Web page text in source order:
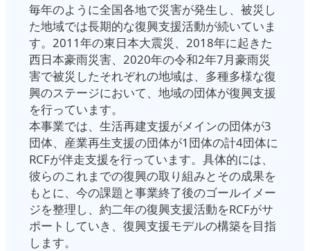
毎年のように全国各地で災害が発生し、被災し
た地域では長期的な復興支援活動が続いていま
す。2011年の東日本大震災、2018年に起きた
西日本豪雨災害、2020年の令和2年7月豪雨災
害で被災したそれぞれの地域は、多種多様な復
興のステージにおいて、地域の団体が復興支援
を行っています。
本事業では、生活再建支援がメインの団体が3
団体、産業再生支援の団体が1団体の計4団体に
RCFが伴走支援を行っています。具体的には、
彼らのこれまでの復興の取り組みとその成果を
もとに、今の課題と事業終了後のゴールイメー
ジを整理し、約二年の復興支援活動をRCFがサ
ポートしていき、復興支援モデルの構築を目指
します。